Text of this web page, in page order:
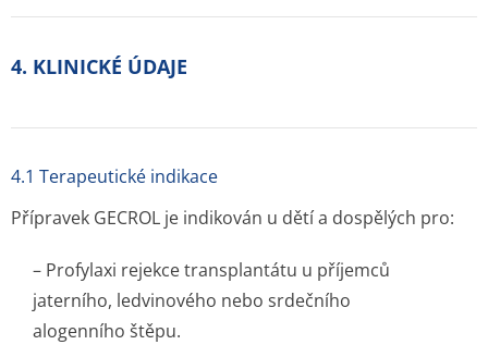
4. KLINICKÉ ÚDAJE
4.1 Terapeutické indikace
Přípravek GECROL je indikován u dětí a dospělých pro:
– Profylaxi rejekce transplantátu u příjemců
jaterního, ledvinového nebo srdečního
alogenního štěpu.